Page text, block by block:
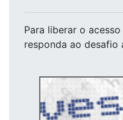
Para liberar o acesso
responda ao desafio